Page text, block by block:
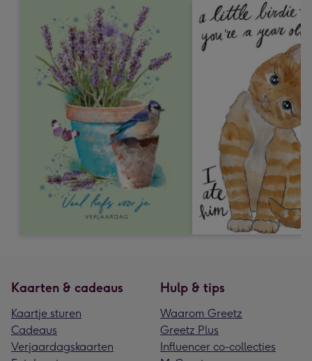
Kaarten & cadeaus
Kaartje sturen
Cadeaus
Verjaardagskaarten
Hulp & tips
Waarom Greetz
Greetz Plus
Influencer co-collecties